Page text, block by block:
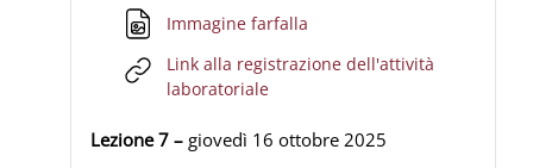
Immagine farfalla
Link alla registrazione dell'attività
laboratorialeURL
Lezione 7 –giovedì 16 ottobre 2025